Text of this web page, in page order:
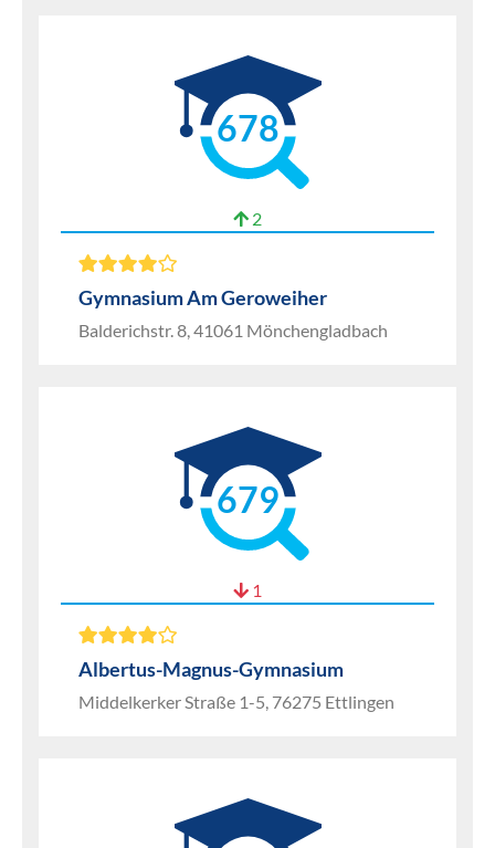
678
2
Gymnasium Am Geroweiher
Balderichstr. 8, 41061 Mönchengladbach
679
1
Albertus-Magnus-Gymnasium
Middelkerker Straße 1-5, 76275 Ettlingen